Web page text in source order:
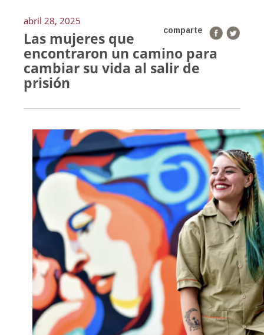
abril 28, 2025
comparte
Las mujeres que
encontraron un camino para
cambiar su vida al salir de
prisión